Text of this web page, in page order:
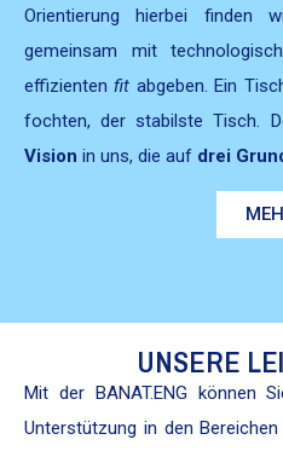
Ori­en­tierung hier­bei find­en
gemein­sam mit
effizien­tenfit abgeben. Ein
focht­en, der sta­bil­ste Tisch.
Vision in uns, die auf drei
UNSERE
Mit der BANAT.ENG kön­nen
Unter­stützung in den Bere­ichen